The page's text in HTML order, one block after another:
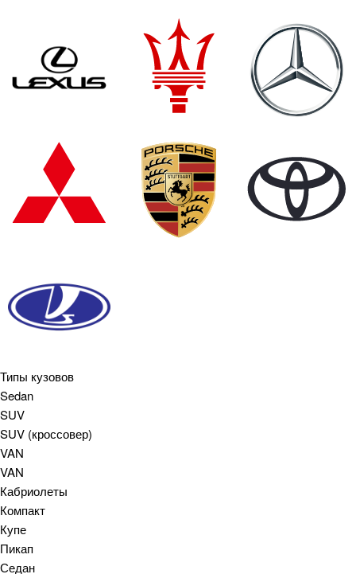
Типы кузовов
Sedan
SUV
SUV (кроссовер)
VAN
VAN
Кабриолеты
Компакт
Купе
Пикап
Седан